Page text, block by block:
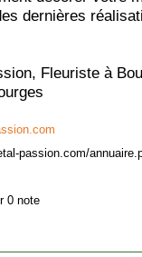
dernières
Fleuriste à
passion.com/
0 note